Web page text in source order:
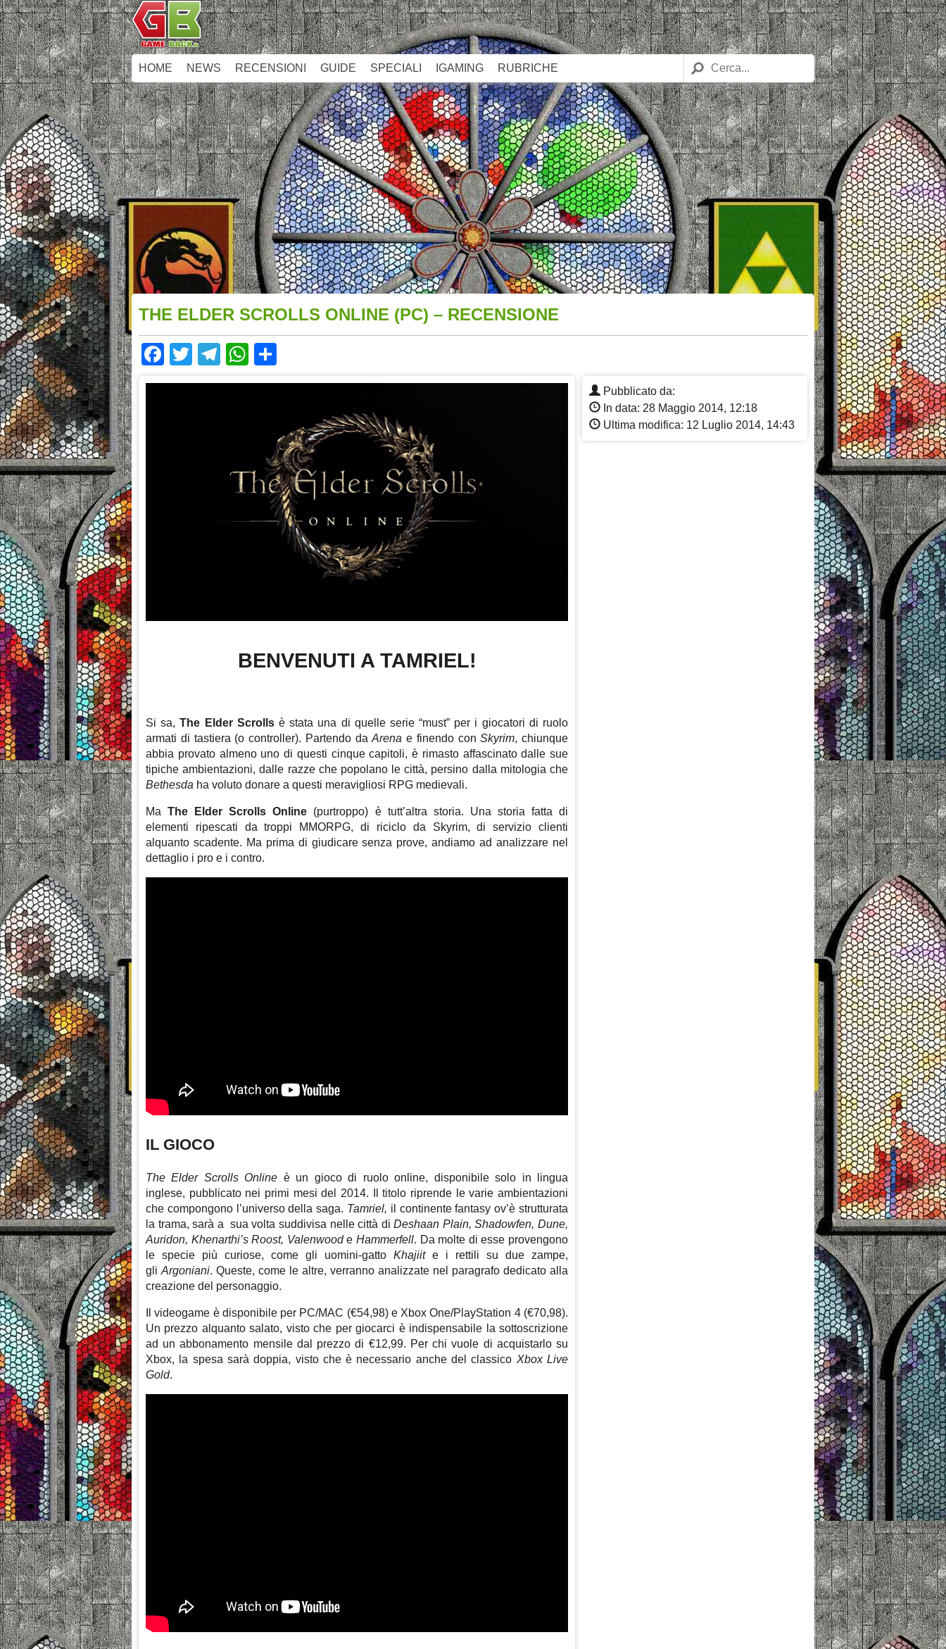
HOME NEWS RECENSIONI GUIDE SPECIALI IGAMING RUBRICHE
THE ELDER SCROLLS ONLINE (PC) – RECENSIONE
Facebook
TwitterTelegram
WhatsApp
Pubblicato da:
In data: 28 Maggio 2014, 12:18
Ultima modifica: 12 Luglio 2014, 14:43
BENVENUTI A TAMRIEL!
Si sa,The Elder Scrollsè stata una di quelle serie “must” per i giocatori di ruolo
armati di tastiera (o controller). Partendo daArena e finendo conSkyrim, chiunque
abbia provato almeno uno di questi cinque capitoli, è rimasto affascinato dalle sue
tipiche ambientazioni, dalle razze che popolano le città, persino dalla mitologia che
Bethesda ha voluto donare a questi meravigliosi RPG medievali.
MaThe Elder Scrolls Online (purtroppo) è tutt’altra storia. Una storia fatta di
elementi ripescati da troppi MMORPG, di riciclo da Skyrim, di servizio clienti
alquanto scadente. Ma prima di giudicare senza prove, andiamo ad analizzare nel
dettaglio i pro e i contro.
IL GIOCO
The Elder Scrolls Online è un gioco di ruolo online, disponibile solo in lingua
inglese, pubblicato nei primi mesi del 2014. Il titolo riprende le varie ambientazioni
che compongono l’universo della saga. Tamriel, il continente fantasy ov’è strutturata
la trama, sarà a sua volta suddivisa nelle città diDeshaan Plain, Shadowfen, Dune,
Auridon, Khenarthi’s Roost, Valenwoode Hammerfell. Da molte di esse provengono
le specie più curiose, come gli uomini-gatto Khajiite i rettili su due zampe,
gli Argoniani. Queste, come le altre, verranno analizzate nel paragrafo dedicato alla
creazione del personaggio.
Il videogame è disponibile per PC/MAC (€54,98) e Xbox One/PlayStation 4 (€70,98).
Un prezzo alquanto salato, visto che per giocarci è indispensabile la sottoscrizione
ad un abbonamento mensile dal prezzo di €12,99. Per chi vuole di acquistarlo su
Xbox, la spesa sarà doppia, visto che è necessario anche del classico Xbox Live
Gold.